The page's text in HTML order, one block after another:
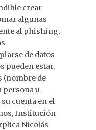
crear
algunas
al phishing,
de datos
pueden estar,
(nombre de
persona u
cuenta en el
Institución
Nicolás